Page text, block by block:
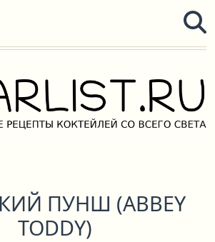
ПУНШ (ABBEY
TODDY)